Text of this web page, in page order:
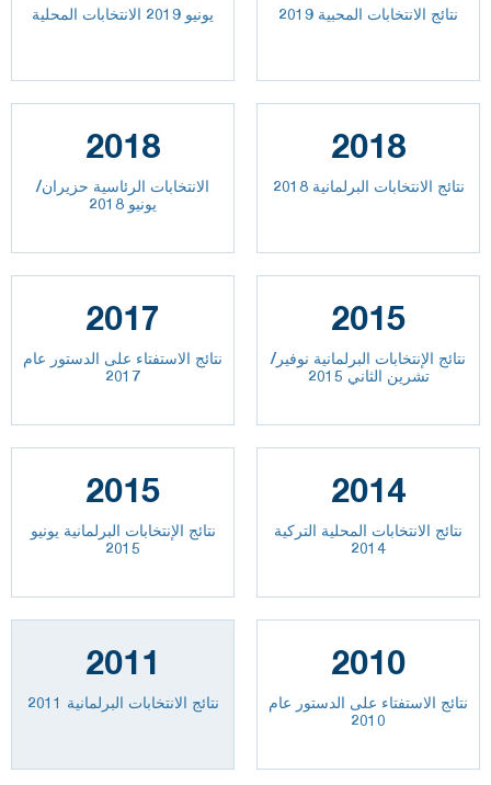
يونيو 2019 الانتخابات المحلية نتائج الانتخابات المحبية 2019
2018
الانتخابات الرئاسية حزيران/
يونيو 2018
2018
نتائج الانتخابات البرلمانية 2018
2017
نتائج الاستفتاء على الدستور عام
2017
2015
نتائج الإنتخابات البرلمانية نوفير/
تشرين الثاني 2015
2015
نتائج الإنتخابات البرلمانية يونيو
2015
2014
نتائج الانتخابات المحلية التركية
2014
2011
نتائج الانتخابات البرلمانية 2011
2010
نتائج الاستفتاء على الدستور عام
2010